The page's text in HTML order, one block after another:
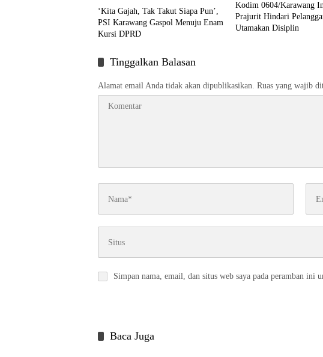
‘Kita Gajah, Tak Takut Siapa Pun’,
PSI Karawang Gaspol Menuju Enam
Kursi DPRD
Kodim 0604/Karawang
Prajurit Hindari
Utamakan Disiplin
Tinggalkan Balasan
Alamat email Anda tidak akan dipublikasikan. Ruas yang wajib
Simpan nama, email, dan situs web saya pada peramban ini
Baca Juga